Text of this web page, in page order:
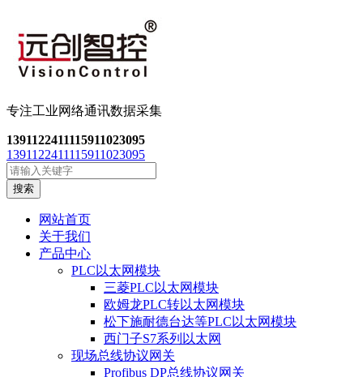
专注工业网络通讯数据采集
1391122411115911023095
1391122411115911023095
搜索
网站首页
关于我们
产品中心
PLC以太网模块
三菱PLC以太网模块
欧姆龙PLC转以太网模块
松下施耐德台达等PLC以太网模块
西门子S7系列以太网
现场总线协议网关
Profibus DP总线协议网关